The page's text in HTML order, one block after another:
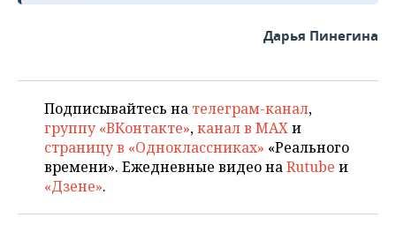
Дарья Пинегина
Подписывайтесь на телеграм-канал,
группу «ВКонтакте»,канал в MAXи
страницу в «Одноклассниках» «Реального
времени». Ежедневные видео наRutube и
«Дзене».